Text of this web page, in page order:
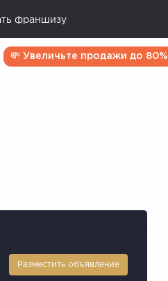
франшизу
💸 Увеличьте продажи до 80%
Разместить объявление